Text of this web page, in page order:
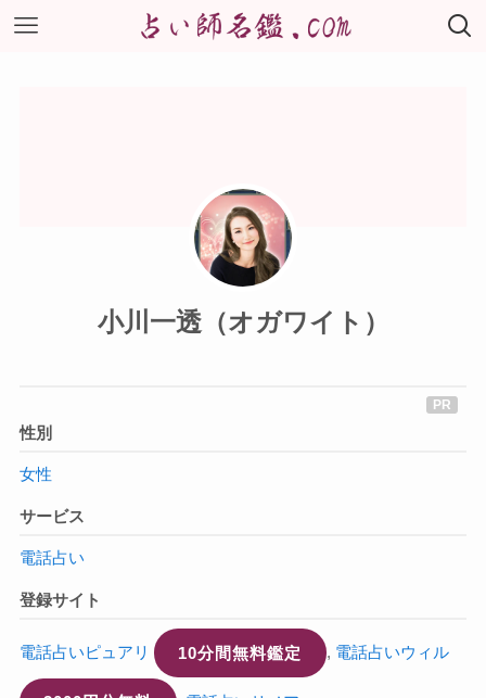
小川一透（オガワイト）
性別
女性
サービス
電話占い
登録サイト
電話占いピュアリ 10分間無料鑑定 , 電話占いウィル